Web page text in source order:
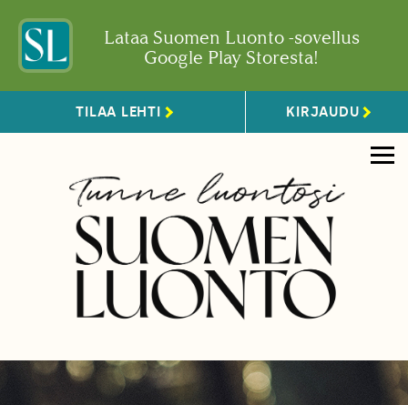
Lataa Suomen Luonto -sovellus
Google Play Storesta!
TILAA LEHTI KIRJAUDU